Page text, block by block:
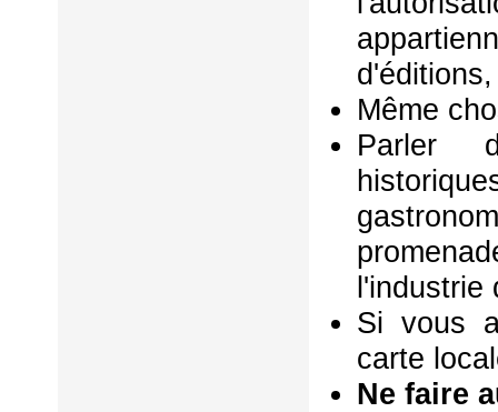
Même
Parler
l'industrie
Si vous
carte
Ne faire